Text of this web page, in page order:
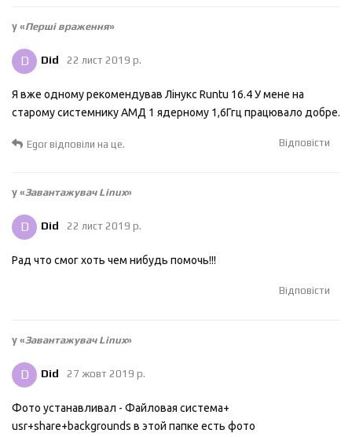
у «Перші враження»
D Did 22 лист 2019 р.
Я вже одному рекомендував Лінукс Runtu 16.4 У мене на
старому системнику АМД 1 ядерному 1,6Ггц працювало добре.
Відповісти
Egorвідповіли на це.
у «Завантажувач Linux»
D Did 22 лист 2019 р.
Рад что смог хоть чем нибудь помочь!!!
Відповісти
у «Завантажувач Linux»
D Did 27 жовт 2019 р.
Фото устанавливал - Файловая система+
usr+share+backgrounds в этой папке есть фото